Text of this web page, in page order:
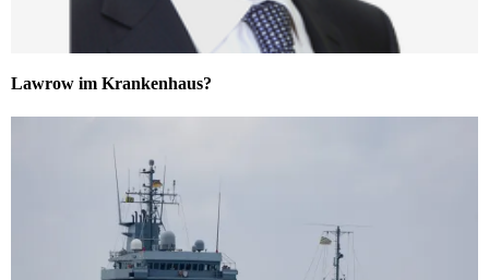
Lawrow im Krankenhaus?